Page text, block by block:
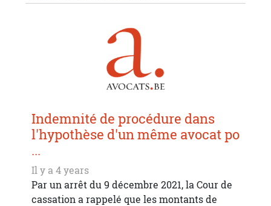
Indemnité de procédure dans
l'hypothèse d'un même avocat po
...
Il y a 4 years
Par un arrêt du 9 décembre 2021, la Cour de
cassation a rappelé que les montants de